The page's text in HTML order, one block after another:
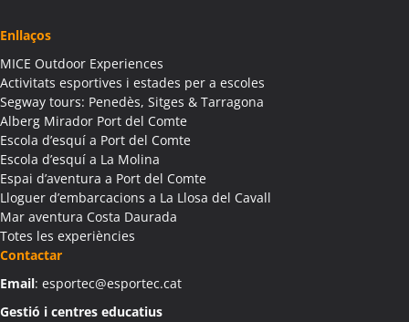
Colònies Escolars Albanyà
Activitats Teambuilding Empreses Albatàrrec
Activitats Família Amics Albatàrrec
Colònies Escolars Albatàrrec
Activitats Teambuilding Empreses Albesa
Activitats Família Amics Albesa
Colònies Escolars Albesa
Activitats Teambuilding Empreses Albi
Activitats Família Amics Albi
Colònies Escolars Albi
Activitats Teambuilding Empreses Albinyana
Enllaços
MICE Outdoor Experiences
Activitats esportives i estades per a escoles
Segway tours: Penedès, Sitges & Tarragona
Alberg Mirador Port del Comte
Escola d’esquí a Port del Comte
Escola d’esquí a La Molina
Espai d’aventura a Port del Comte
Lloguer d’embarcacions a La Llosa del Cavall
Mar aventura Costa Daurada
Totes les experiències
Contactar
Email: esportec@esportec.cat
Gestió i centres educatius